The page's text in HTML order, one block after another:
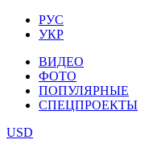
РУС
УКР
ВИДЕО
ФОТО
ПОПУЛЯРНЫЕ
СПЕЦПРОЕКТЫ
USD